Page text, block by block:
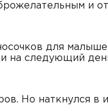
и
для
на следующий
Но наткнулся в